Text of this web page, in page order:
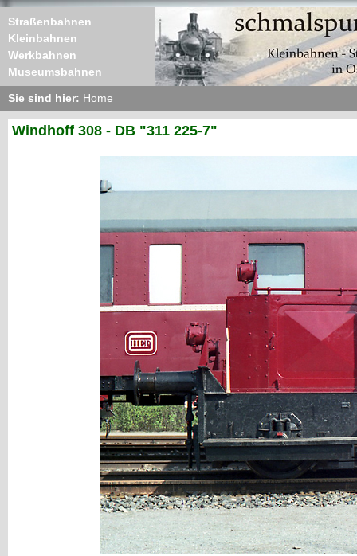
Straßenbahnen
Kleinbahnen
Werkbahnen
Museumsbahnen
Sie sind hier: Home
Windhoff 308 - DB "311 225-7"